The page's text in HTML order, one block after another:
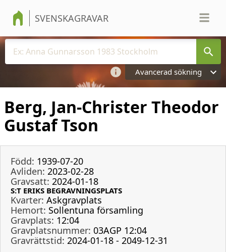
SVENSKAGRAVAR
Avancerad sökning
Berg, Jan-Christer Theodor
Gustaf Tson
Född: 1939-07-20
Avliden: 2023-02-28
Gravsatt: 2024-01-18
S:T ERIKS BEGRAVNINGSPLATS
Kvarter: Askgravplats
Hemort: Sollentuna församling
Gravplats: 12:04
Gravplatsnummer: 03AGP 12:04
Gravrättstid: 2024-01-18 - 2049-12-31